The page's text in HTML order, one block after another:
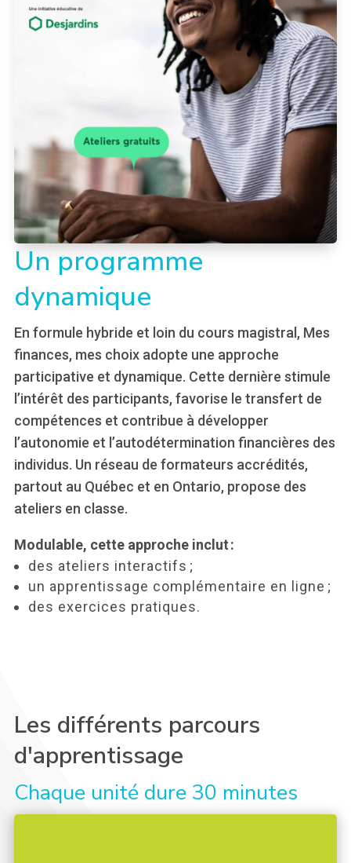
Un programme
dynamique
En formule hybride et loin du cours magistral, Mes
finances, mes choix adopte une approche
participative et dynamique. Cette dernière stimule
l’intérêt des participants, favorise le transfert de
compétences et contribue à développer
l’autonomie et l’autodétermination financières des
individus. Un réseau de formateurs accrédités,
partout au Québec et en Ontario, propose des
ateliers en classe.
Modulable, cette approche inclut :
des ateliers interactifs ;
un apprentissage complémentaire en ligne ;
des exercices pratiques.
Les différents parcours
d'apprentissage
Chaque unité dure 30 minutes